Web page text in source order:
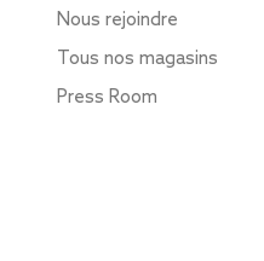
Nous rejoindre
Tous nos magasins
Press Room